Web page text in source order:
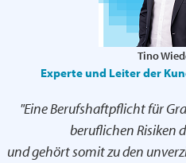
Tino
Experte und Leiter der
"Eine Berufshaftpflicht für
beruflichen Risiken
und gehört somit zu den